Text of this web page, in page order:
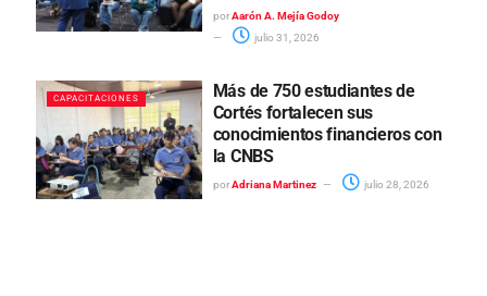
por Aarón A. Mejía Godoy
julio 31, 2026
CAPACITACIONES
Más de 750 estudiantes de
Cortés fortalecen sus
conocimientos financieros con
la CNBS
por Adriana Martinez julio 28, 2026